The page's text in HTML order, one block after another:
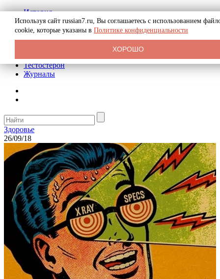
История
Биография
Криминал
Реклама на сайте
Тестостерон
Журналы
Здоровье
26/09/18
Используя сайт russian7.ru, Вы соглашаетесь с использованием
cookie, которые указаны в Политике конфиденциальности
ХОРОШО